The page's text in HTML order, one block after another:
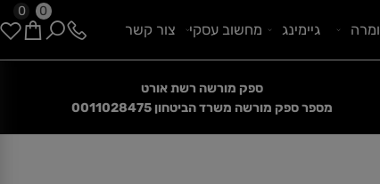
קנייה מאובטחת בתקן בינלאומי
ספק מורשה רשת אורט
מספר ספק מורשה משרד הביטחון0011028475
0 0
גיימינג מחשוב עסקי צור קשר